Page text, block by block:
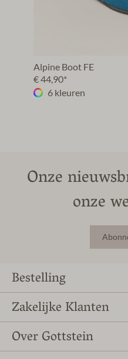
Alpine Boot FE
€ 44,90*
6 kleuren
Onze
onze
Bestelling
Zakelijke Klanten
Over Gottstein